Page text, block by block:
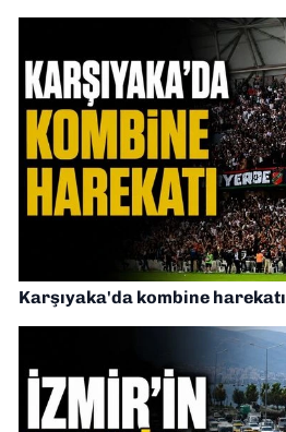
Karşıyaka'da kombine harekatı